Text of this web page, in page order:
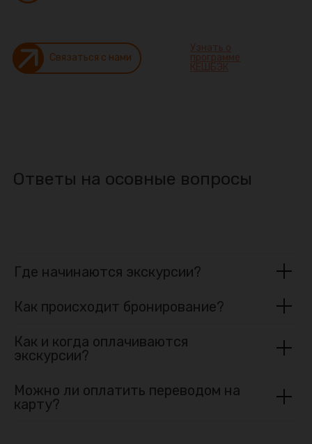
Узнать о
программе
КEШБЭК
Связаться с нами
Ответы на осовные вопросы
Где начинаются экскурсии?
Как происходит бронирование?
Как и когда оплачиваются
экскурсии?
Можно ли оплатить переводом на
карту?